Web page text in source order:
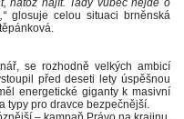
glosuje celou situaci brněnská
se rozhodně velkých ambicí
před deseti lety úspěšnou
energetické giganty k masivní
typy pro dravce bezpečnější.